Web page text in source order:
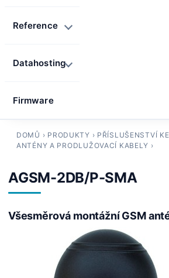
DOMŮ › PRODUKTY › PŘÍSLUŠENSTVÍ
ANTÉNY A PRODLUŽOVACÍ KABELY ›
AGSM-2DB/P-SMA
Všesměrová montážní GSM
Reference
Datahosting
Firmware